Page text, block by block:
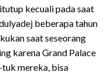
kecuali pada saat
beberapa tahun
saat seseorang
karena Grand Palace
mereka, bisa